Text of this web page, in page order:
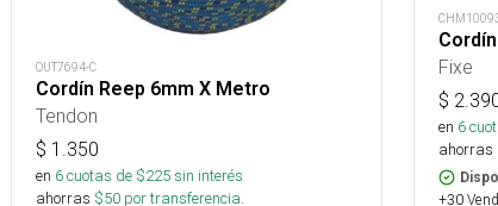
OUT7694-C
Cordín Reep 6mm X Metro
Tendon
$ 1.350
en 6cuotas de $225sin interés
ahorras $50 por transferencia.
Fixe
$
en 6
ahorras
+30